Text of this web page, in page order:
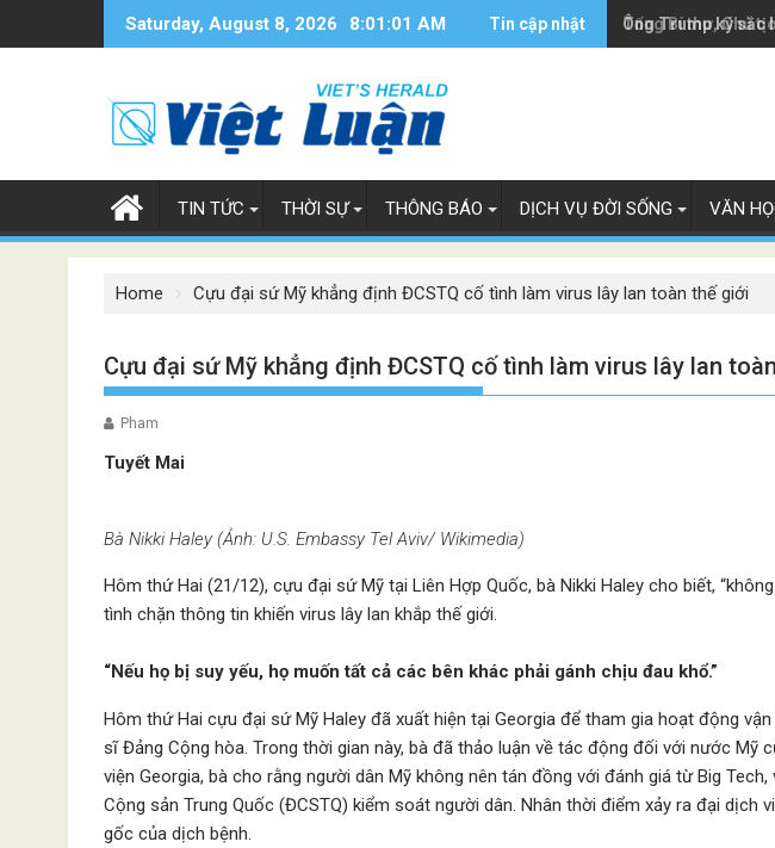
Saturday, August 8, 2026 8:01:02 AM Tin cập nhật Ông Trump ký sắc
Tổng Bí thư, Chủ
TIN TỨC THỜI SỰ THÔNG BÁO DỊCH VỤ ĐỜI SỐNG VĂN
Home Cựu đại sứ Mỹ khẳng định ĐCSTQ cố tình làm virus lây lan toàn thế giới
Cựu đại sứ Mỹ khẳng định ĐCSTQ cố tình làm virus lây lan
Pham
Tuyết Mai
Bà Nikki Haley (Ảnh: U.S. Embassy Tel Aviv/ Wikimedia)
Hôm thứ Hai (21/12), cựu đại sứ Mỹ tại Liên Hợp Quốc, bà Nikki Haley cho biết,
tình chặn thông tin khiến virus lây lan khắp thế giới.
“Nếu họ bị suy yếu, họ muốn tất cả các bên khác phải gánh chịu đau khổ.”
Hôm thứ Hai cựu đại sứ Mỹ Haley đã xuất hiện tại Georgia để tham gia hoạt động
sĩ Đảng Cộng hòa. Trong thời gian này, bà đã thảo luận về tác động đối với nước Mỹ
viện Georgia, bà cho rằng người dân Mỹ không nên tán đồng với đánh giá từ Big
Cộng sản Trung Quốc (ĐCSTQ) kiểm soát người dân. Nhân thời điểm xảy ra đại dịch
gốc của dịch bệnh.